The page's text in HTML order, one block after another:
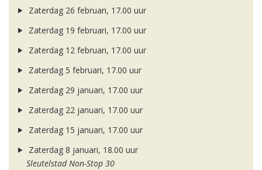
Zaterdag 26 februari, 17.00 uur
Zaterdag 19 februari, 17.00 uur
Zaterdag 12 februari, 17.00 uur
Zaterdag 5 februari, 17.00 uur
Zaterdag 29 januari, 17.00 uur
Zaterdag 22 januari, 17.00 uur
Zaterdag 15 januari, 17.00 uur
Zaterdag 8 januari, 18.00 uur
Sleutelstad Non-Stop 30